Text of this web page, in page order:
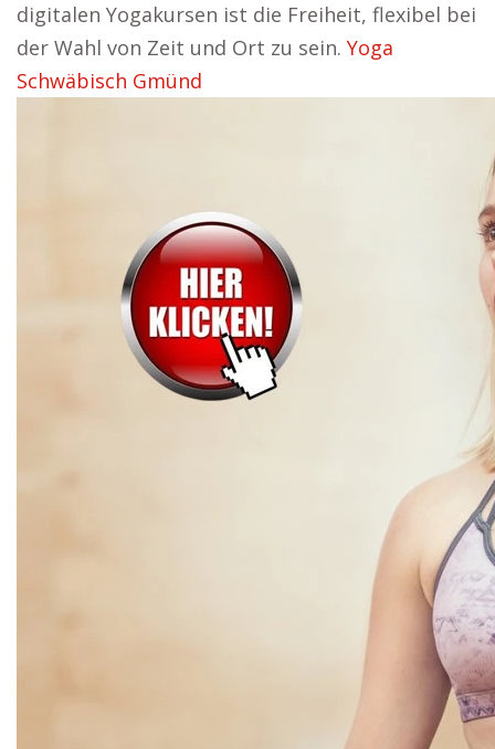
digitalen Yogakursen ist die Freiheit, flexibel bei
der Wahl von Zeit und Ort zu sein. Yoga
Schwäbisch Gmünd